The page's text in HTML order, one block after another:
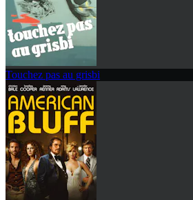
Touchez pas au grisbi